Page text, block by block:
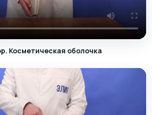
Косметическая оболочка